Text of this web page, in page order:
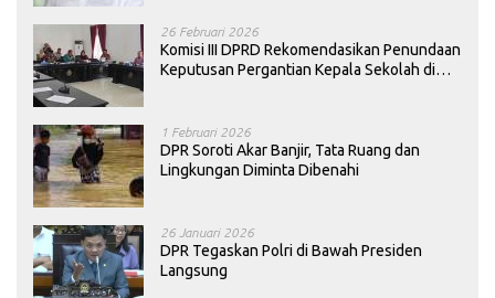
26 Februari 2026
Komisi III DPRD Rekomendasikan Penundaan
Keputusan Pergantian Kepala Sekolah di
1 Februari 2026
DPR Soroti Akar Banjir, Tata Ruang dan
Lingkungan Diminta Dibenahi
26 Januari 2026
DPR Tegaskan Polri di Bawah Presiden
Langsung